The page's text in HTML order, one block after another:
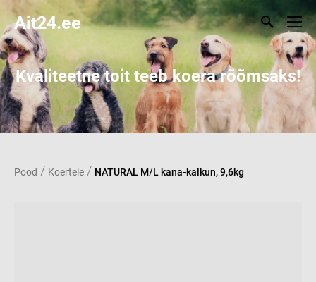
Ait24.ee
Kvaliteetne toit teeb koera rõõmsaks!
Pood / Koertele / NATURAL M/L kana-kalkun, 9,6kg